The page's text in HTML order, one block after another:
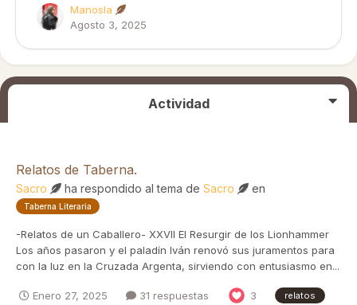
Manosla
Agosto 3, 2025
Actividad
Relatos de Taberna.
Sacro ha respondido al tema de Sacro en
Taberna Literaria
-Relatos de un Caballero- XXVII El Resurgir de los Lionhammer
Los años pasaron y el paladín Iván renovó sus juramentos para
con la luz en la Cruzada Argenta, sirviendo con entusiasmo en...
Enero 27, 2025 31 respuestas 3 relatos